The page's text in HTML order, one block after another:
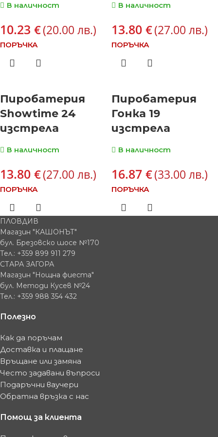
В наличност
10.23 €(20.00 лв.)
ПОРЪЧКА
В наличност
13.80 €(27.00 лв.)
ПОРЪЧКА
Пиробатерия
Showtime 24
изстрела
В наличност
13.80 €(27.00 лв.)
ПОРЪЧКА
Пиробатерия
Гонка 19
изстрела
В наличност
16.87 €(33.00 лв.)
ПОРЪЧКА
ПЛОВДИВ
Магазин "КАШОНЪТ"
бул. Брезовско шосе №170
Тел.: +359 899 911 279
СТАРА ЗАГОРА
Магазин "Нощна фиеста"
бул. Методи Кусев №24
Тел.: +359 988 354 432
Полезно
Как да поръчам
Доставка и плащане
Връщане или замяна
Често задавани въпроси
Подаръчни ваучери
Обратна връзка с нас
Помощ за клиента